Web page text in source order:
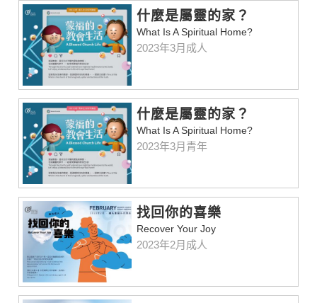
什麼是屬靈的家？
What Is A Spiritual Home?
2023年3月成人
什麼是屬靈的家？
What Is A Spiritual Home?
2023年3月青年
找回你的喜樂
Recover Your Joy
2023年2月成人